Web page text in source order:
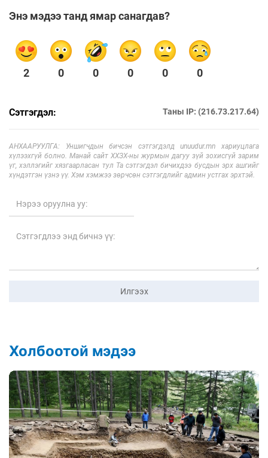
Энэ мэдээ танд ямар санагдав?
2 0 0 0 0 0
Сэтгэгдэл: Таны IP: (216.73.217.64)
АНХААРУУЛГА: Уншигчдын бичсэн сэтгэгдэлд unuudur.mn хариуцлага
хүлээхгүй болно. Манай сайт ХХЗХ-ны журмын дагуу зүй зохисгүй зарим
үг, хэллэгийг хязгаарласан тул Та сэтгэгдэл бичихдээ бусдын эрх ашгийг
хүндэтгэн үзнэ үү. Хэм хэмжээ зөрчсөн сэтгэгдлийг админ устгах эрхтэй.
Илгээх
Холбоотой мэдээ